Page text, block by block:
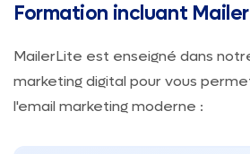
Formation incluant
MailerLite est enseigné dans
marketing digital pour vous
l'email marketing moderne :